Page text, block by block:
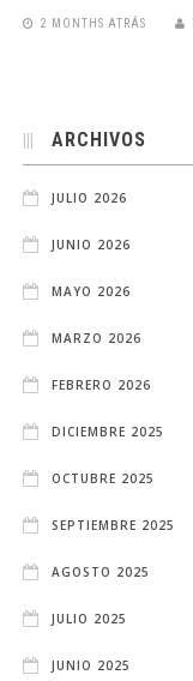
2 MONTHS ATRÁS
ARCHIVOS
JULIO 2026
JUNIO 2026
MAYO 2026
MARZO 2026
FEBRERO 2026
DICIEMBRE 2025
OCTUBRE 2025
SEPTIEMBRE 2025
AGOSTO 2025
JULIO 2025
JUNIO 2025